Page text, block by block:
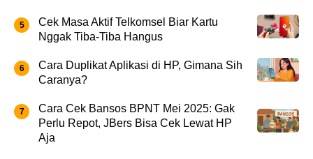
Cek Masa Aktif Telkomsel Biar Kartu
Nggak Tiba-Tiba Hangus
Cara Duplikat Aplikasi di HP, Gimana Sih
Caranya?
Cara Cek Bansos BPNT Mei 2025: Gak
Perlu Repot, JBers Bisa Cek Lewat HP
Aja